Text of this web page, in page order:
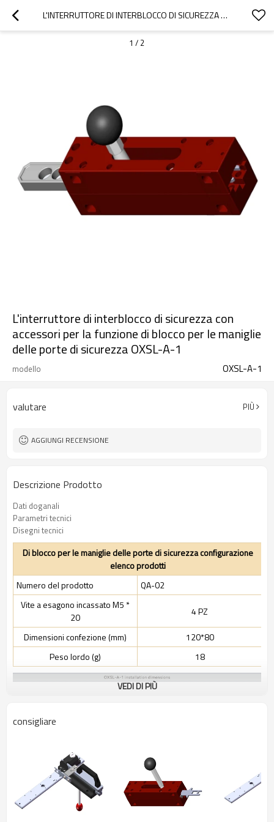
L'INTERRUTTORE DI INTERBLOCCO DI SICUREZZA CON ACCESSORI PER LA FUNZIONE DI BLOCCO PER LE MANIGLIE DELLE PORTE DI SICUREZZA OXSL-A-1
1 / 2
L'interruttore di interblocco di sicurezza con
accessori per la funzione di blocco per le maniglie
delle porte di sicurezza OXSL-A-1
modello OXSL-A-1
valutare PIÙ
AGGIUNGI RECENSIONE
Descrizione Prodotto
Dati doganali
Parametri tecnici
Disegni tecnici
Di blocco per le maniglie delle porte di sicurezza configurazione
elenco prodotti
Numero del prodotto
QA-02
Vite a esagono incassato M5 *
20
4 PZ
Dimensioni confezione (mm)
120*80
Peso lordo (g)
18
VEDI DI PIÙ
consigliare